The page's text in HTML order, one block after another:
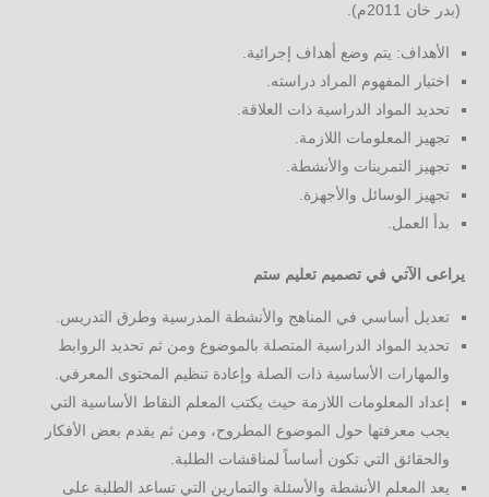
(بدر خان 2011م).
الأهداف: يتم وضع أهداف إجرائية.
اختيار المفهوم المراد دراسته.
تحديد المواد الدراسية ذات العلاقة.
تجهيز المعلومات اللازمة.
تجهيز التمرينات والأنشطة.
تجهيز الوسائل والأجهزة.
بدأ العمل.
يراعى الآتي في تصميم تعليم ستم
تعديل أساسي في المناهج والأنشطة المدرسية وطرق التدريس.
تحديد المواد الدراسية المتصلة بالموضوع ومن ثم تحديد الروابط
والمهارات الأساسية ذات الصلة وإعادة تنظيم المحتوى المعرفي.
إعداد المعلومات اللازمة حيث يكتب المعلم النقاط الأساسية التي
يجب معرفتها حول الموضوع المطروح، ومن ثم يقدم بعض الأفكار
والحقائق التي تكون أساساً لمناقشات الطلبة.
يعد المعلم الأنشطة والأسئلة والتمارين التي تساعد الطلبة على